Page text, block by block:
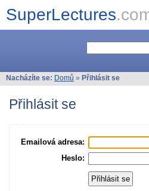
SuperLectures
Nacházíte se: Domů » Přihlásit se
Přihlásit se
Emailová adresa:
Heslo: